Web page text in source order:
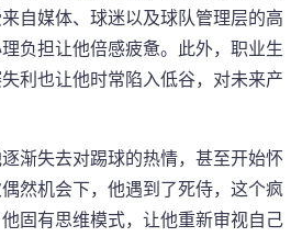
自媒体、球迷以及球队管理层的高
负担让他倍感疲惫。此外，职业生
利也让他时常陷入低谷，对未来产
渐失去对踢球的热情，甚至开始怀
然机会下，他遇到了死侍，这个疯
固有思维模式，让他重新审视自己